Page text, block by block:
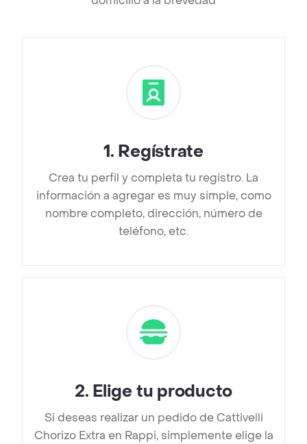
1. Regístrate
Crea tu perfil y completa tu registro. La
información a agregar es muy simple, como
nombre completo, dirección, número de
teléfono, etc.
2. Elige tu producto
Si deseas realizar un pedido de Cattivelli
Chorizo Extra en Rappi, simplemente elige la